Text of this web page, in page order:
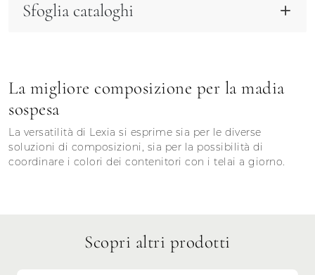
La migliore composizione per la madia
sospesa
La versatilità di Lexia si esprime sia per le diverse
soluzioni di composizioni, sia per la possibilità di
coordinare i colori dei contenitori con i telai a giorno.
Sfoglia cataloghi
Scopri altri prodotti